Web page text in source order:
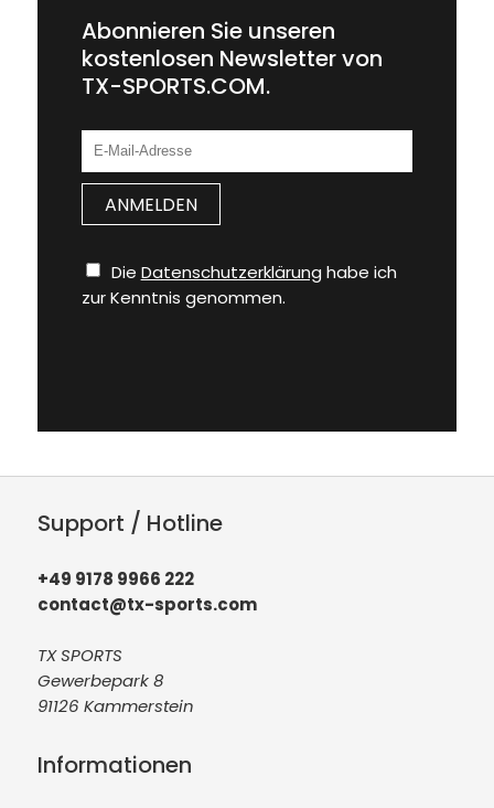
Abonnieren Sie unseren
kostenlosen Newsletter von
TX-SPORTS.COM.
Die Datenschutzerklärung habe ich
zur Kenntnis genommen.
Support / Hotline
+49 9178 9966 222
contact@tx-sports.com
TX SPORTS
Gewerbepark 8
91126 Kammerstein
Informationen